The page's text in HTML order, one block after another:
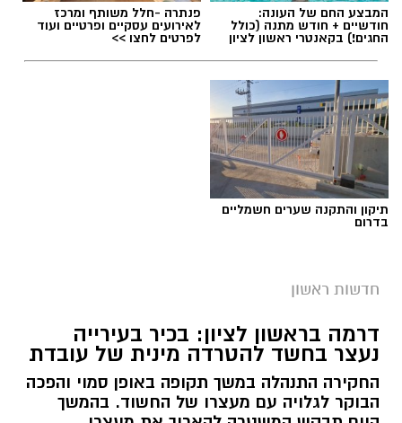
מצטיינת אגף הלוגיסטיקה במד"א שחר ברן תושבת
כבוד לראשון לציון:
במסגרת טקס ההוקרה הארצי לבני ובנות השירות
הלאומי שסיימו את שירותם במד”א.
הטקס התקיים השבוע באודיטוריום קריית מד”א
המבצע החם של העונה:
חודשיים + חודש מתנה (כולל
החגים!) בקאנטרי ראשון לציון
פנתרה -חלל משותף ומרכז
לאירועים עסקיים ופרטיים ועוד
לפרטים לחצו >>
תיקון והתקנה שערים חשמליים
בדרום
חדשות ראשון
דרמה בראשון לציון: בכיר בעירייה
נעצר בחשד להטרדה מינית של עובדת
החקירה התנהלה במשך תקופה באופן סמוי והפכה
הבוקר לגלויה עם מעצרו של החשוד. בהמשך